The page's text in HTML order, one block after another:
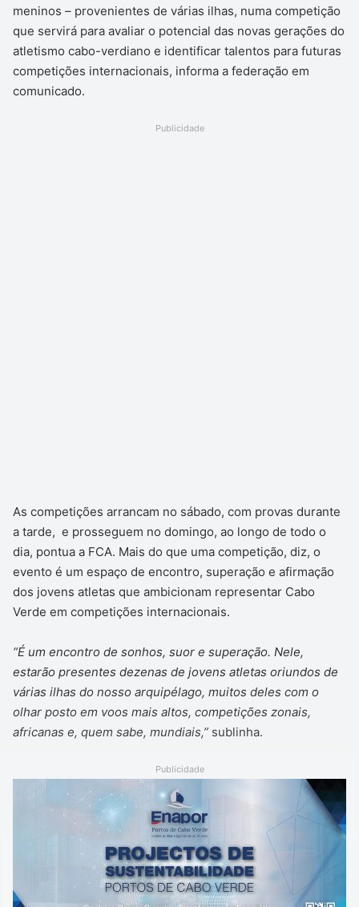
meninos – provenientes de várias ilhas, numa competição
que servirá para avaliar o potencial das novas gerações do
atletismo cabo-verdiano e identificar talentos para futuras
competições internacionais, informa a federação em
comunicado.
Publicidade
As competições arrancam no sábado, com provas durante
a tarde, e prosseguem no domingo, ao longo de todo o
dia, pontua a FCA. Mais do que uma competição, diz, o
evento é um espaço de encontro, superação e afirmação
dos jovens atletas que ambicionam representar Cabo
Verde em competições internacionais.
“É um encontro de sonhos, suor e superação. Nele,
estarão presentes dezenas de jovens atletas oriundos de
várias ilhas do nosso arquipélago, muitos deles com o
olhar posto em voos mais altos, competições zonais,
africanas e, quem sabe, mundiais,” sublinha.
Publicidade